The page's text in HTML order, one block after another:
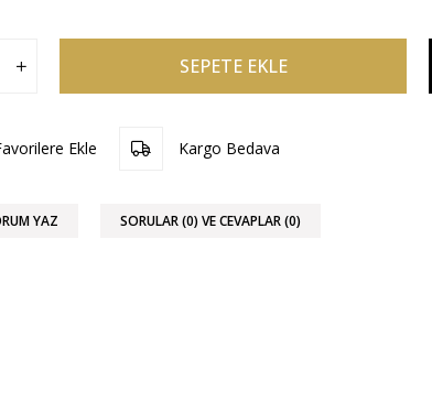
Ekle Kargo Bedava
YAZ SORULAR (0) VE CEVAPLAR (0)